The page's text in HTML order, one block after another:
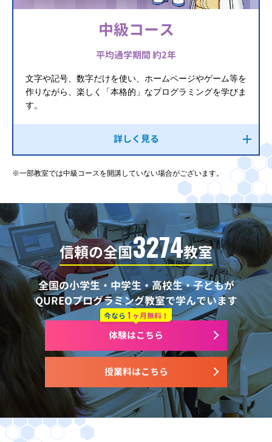
中級コース
平均通学期間 約2年
文字や記号、数字だけを使い、ホームページやゲーム等を
作りながら、楽しく「本格的」なプログラミングを学びま
す。
詳しく見る
※一部教室では中級コースを開講していない場合がございます。
信頼の全国3274教室
全国の小学生・中学生・高校生・子どもが
QUREOプログラミング教室で学んでいます
授業料はこちら
今なら 1 ヶ月無料！
体験はこちら